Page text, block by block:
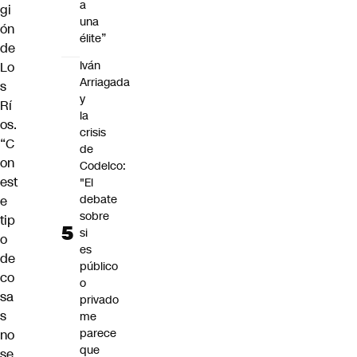
gi
ón
de
Lo
s
Rí
os.
“C
on
est
e
tip
o
de
co
sa
s
no
a
una
élite”
Iván
Arriagada
y
la
crisis
de
Codelco:
"El
debate
sobre
si
es
público
o
privado
me
parece
que